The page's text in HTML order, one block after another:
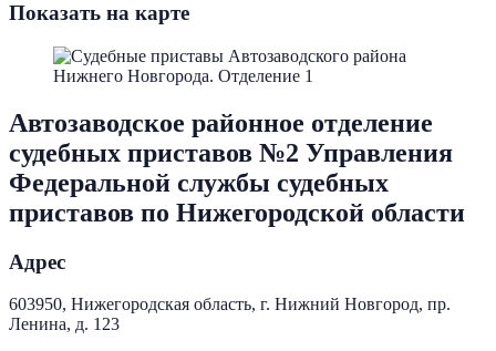
Показать на карте
Автозаводское районное отделение
судебных приставов №2 Управления
Федеральной службы судебных
приставов по Нижегородской области
Адрес
603950, Нижегородская область, г. Нижний Новгород, пр.
Ленина, д. 123